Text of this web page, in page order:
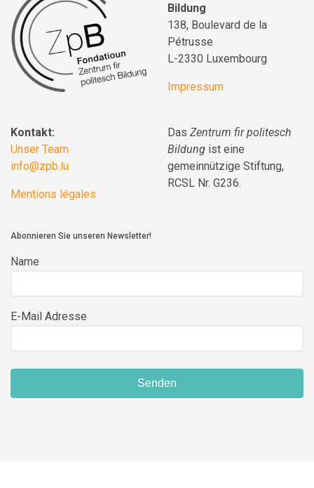
Bildung
138, Boulevard de la
Pétrusse
L-2330 Luxembourg
Impressum
Kontakt:
Unser Team
info@zpb.lu
Mentions légales
Das Zentrum fir politesch
Bildung ist eine
gemeinnützige Stiftung,
RCSL Nr. G236.
Abonnieren Sie unseren Newsletter!
Name
E-Mail Adresse
Senden